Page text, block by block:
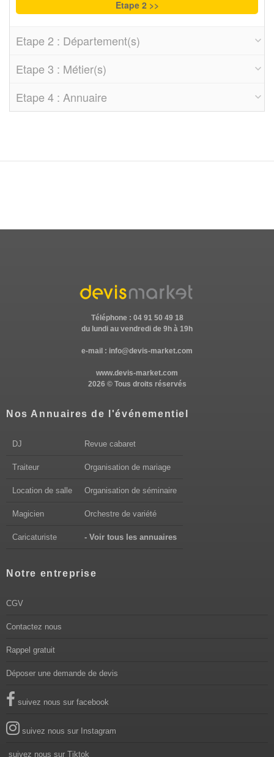
Etape 2 : Département(s)
Etape 3 : Métier(s)
Etape 4 : Annuaire
Téléphone : 04 91 50 49 18
du lundi au vendredi de 9h à 19h
e-mail : info@devis-market.com
www.devis-market.com
2026 © Tous droits réservés
Nos Annuaires de l'événementiel
DJ Revue cabaret
Traiteur Organisation de mariage
Location de salle Organisation de séminaire
Magicien Orchestre de variété
Caricaturiste - Voir tous les annuaires
Notre entreprise
CGV
Contactez nous
Rappel gratuit
Déposer une demande de devis
suivez nous sur facebook
suivez nous sur Instagram
suivez nous sur Tiktok